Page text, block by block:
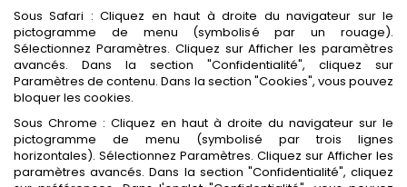
Sous Safari : Cliquez en haut à droite du navigateur sur le
pictogramme de menu (symbolisé par un rouage).
Sélectionnez Paramètres. Cliquez sur Afficher les paramètres
avancés. Dans la section "Confidentialité", cliquez sur
Paramètres de contenu. Dans la section "Cookies", vous pouvez
bloquer les cookies.
Sous Chrome : Cliquez en haut à droite du navigateur sur le
pictogramme de menu (symbolisé par trois lignes
horizontales). Sélectionnez Paramètres. Cliquez sur Afficher les
paramètres avancés. Dans la section "Confidentialité", cliquez